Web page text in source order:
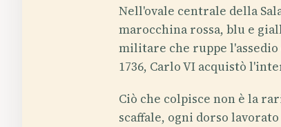
Nell'ovale centrale della
marocchina rossa, blu e
militare che ruppe
1736, Carlo VI acquistò
Ciò che colpisce non è la
scaffale, ogni dorso